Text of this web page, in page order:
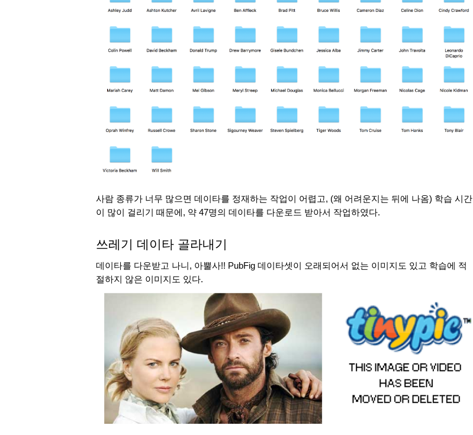
사람 종류가 너무 많으면 데이타를 정재하는 작업이 어렵고, (왜 어려운지는 뒤에 나옴) 학습 시간
이 많이 걸리기 때문에, 약 47명의 데이타를 다운로드 받아서 작업하였다.
쓰레기 데이타 골라내기
데이타를 다운받고 나니, 아뿔사!! PubFig 데이타셋이 오래되어서 없는 이미지도 있고 학습에 적
절하지 않은 이미지도 있다.